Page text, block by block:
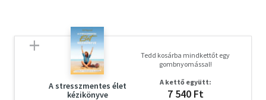
A stresszmentes élet
kézikönyve
Tedd kosárba mindkettőt egy
gombnyomással!
A kettő együtt:
7 540 Ft